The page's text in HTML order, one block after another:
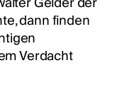
dann finden
Verdacht